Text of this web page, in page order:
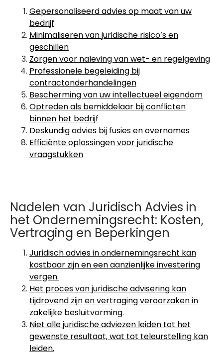
Gepersonaliseerd advies op maat van uw
bedrijf
Minimaliseren van juridische risico’s en
geschillen
Zorgen voor naleving van wet- en regelgeving
Professionele begeleiding bij
contractonderhandelingen
Bescherming van uw intellectueel eigendom
Optreden als bemiddelaar bij conflicten
binnen het bedrijf
Deskundig advies bij fusies en overnames
Efficiënte oplossingen voor juridische
vraagstukken
Nadelen van Juridisch Advies in
het Ondernemingsrecht: Kosten,
Vertraging en Beperkingen
Juridisch advies in ondernemingsrecht kan
kostbaar zijn en een aanzienlijke investering
vergen.
Het proces van juridische advisering kan
tijdrovend zijn en vertraging veroorzaken in
zakelijke besluitvorming.
Niet alle juridische adviezen leiden tot het
gewenste resultaat, wat tot teleurstelling kan
leiden.